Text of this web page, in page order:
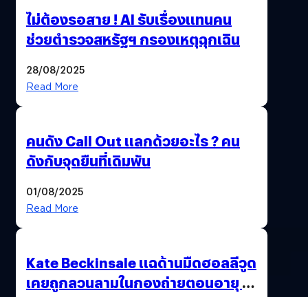
ไม่ต้องรอสาย ! AI รับเรื่องแทนคน
ช่วยตำรวจสหรัฐฯ กรองเหตุฉุกเฉิน
28/08/2025
Read More
คนดัง Call Out แลกด้วยอะไร ? คน
ดังกับจุดยืนที่เดิมพัน
01/08/2025
Read More
Kate Beckinsale แฉด้านมืดฮอลลีวูด
เคยถูกลวนลามในกองถ่ายตอนอายุ 18